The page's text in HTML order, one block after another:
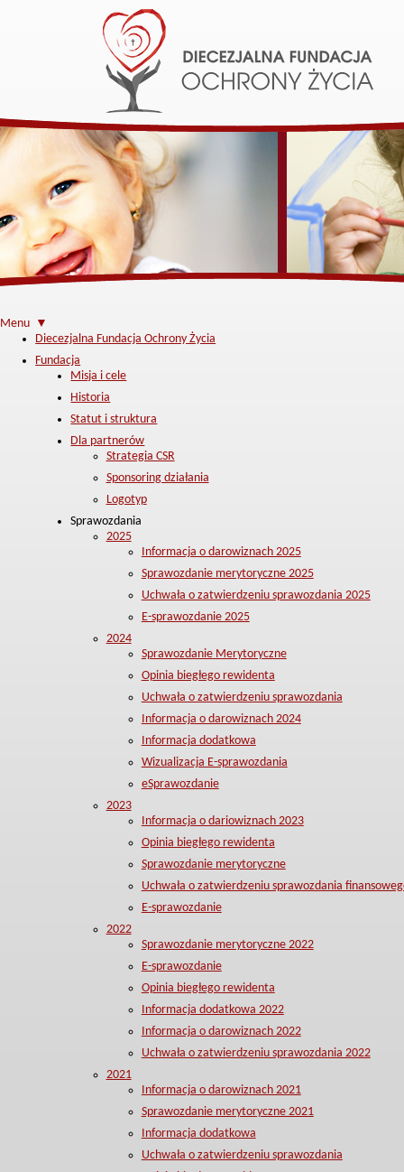
Menu ▼
Diecezjalna Fundacja Ochrony Życia
Fundacja
Misja i cele
Historia
Statut i struktura
Dla partnerów
Strategia CSR
Sponsoring działania
Logotyp
Sprawozdania
2025
Informacja o darowiznach 2025
Sprawozdanie merytoryczne 2025
Uchwała o zatwierdzeniu sprawozdania 2025
E-sprawozdanie 2025
2024
Sprawozdanie Merytoryczne
Opinia biegłego rewidenta
Uchwała o zatwierdzeniu sprawozdania
Informacja o darowiznach 2024
Informacja dodatkowa
Wizualizacja E-sprawozdania
eSprawozdanie
2023
Informacja o dariowiznach 2023
Opinia biegłego rewidenta
Sprawozdanie merytoryczne
Uchwała o zatwierdzeniu sprawozdania
E-sprawozdanie
2022
Sprawozdanie merytoryczne 2022
E-sprawozdanie
Opinia biegłego rewidenta
Informacja dodatkowa 2022
Informacja o darowiznach 2022
Uchwała o zatwierdzeniu sprawozdania 2022
2021
Informacja o darowiznach 2021
Sprawozdanie merytoryczne 2021
Informacja dodatkowa
Uchwała o zatwierdzeniu sprawozdania